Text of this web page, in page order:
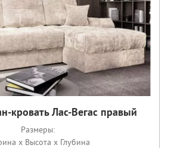
кровать Лас-Вегас правый
Размеры:
x Высота x Глубина